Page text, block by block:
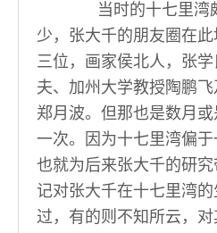
当时的十七里湾
少，张大千的朋友圈在
三位，画家侯北人，张
夫、加州大学教授陶鹏
郑月波。但那也是数月
一次。因为十七里湾偏
也就为后来张大千的研
记对张大千在十七里湾
过，有的则不知所云，